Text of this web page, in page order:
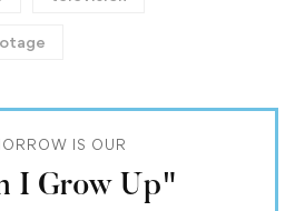
IS OUR
I Grow Up"